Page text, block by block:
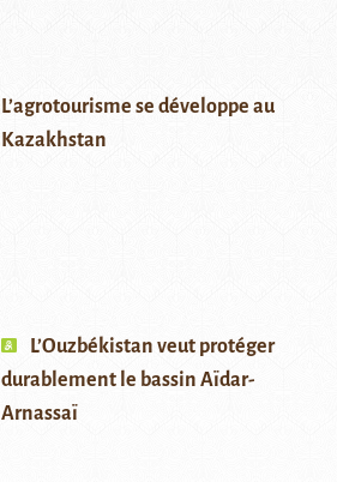
L’agrotourisme se développe au
Kazakhstan
L’Ouzbékistan veut protéger
durablement le bassin Aïdar-
Arnassaï